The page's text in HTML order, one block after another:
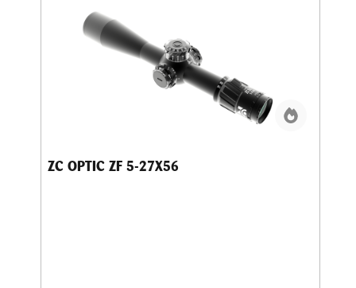
derartige Leistung noch nie zu sehen. Die Farbwiedergabe
ermöglicht bestmögliche Darstellung, die
Gesamtlichtdurchlässigkeit beträgt 92 % mit erstklassiger
Auflösung.Diese Topwerte bei all den entscheidenden
optischen Parametern zusammen ermöglichen auch bei
einem 50 mm Objektiv bisher unerreichte Werte in der
Dämmerung bzw. bei schlechten Lichtverhältnissen. Somit
hat der Schütze noch die Möglichkeit einer gezielten
Ansprache und eines Schusses, wo andere bereits WO
ZC OPTIC ZF 5-27X56